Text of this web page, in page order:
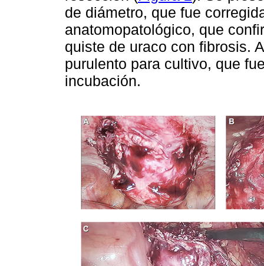
de diámetro, que fue
anatomopatológico, que
quiste de uraco con fibrosis.
purulento para cultivo, que
incubación.